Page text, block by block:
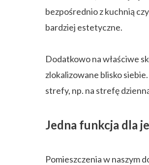
bezpośrednio z kuchnią
bardziej estetyczne.
Dodatkowo na właściwe
zlokalizowane blisko
strefy, np. na strefę
Jedna funkcja dla
Pomieszczenia w naszym